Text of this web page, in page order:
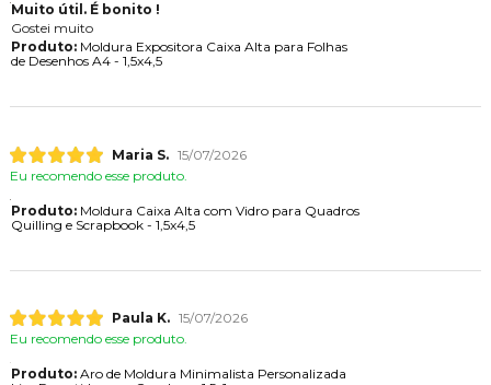
Muito útil. É bonito !
Gostei muito
Produto:Moldura Expositora Caixa Alta para Folhas
de Desenhos A4 - 1,5x4,5
Maria S. 15/07/2026
Eu recomendo esse produto.
Produto:Moldura Caixa Alta com Vidro para Quadros
Quilling e Scrapbook - 1,5x4,5
Paula K. 15/07/2026
Eu recomendo esse produto.
Produto:Aro de Moldura Minimalista Personalizada